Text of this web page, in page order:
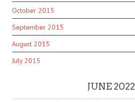
October 2015
September 2015
August 2015
July 2015
JUNE 2022